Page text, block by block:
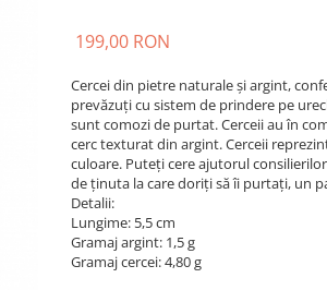
199,00 RON
Cercei din pietre naturale și argint,
prevăzuți cu sistem de prindere pe
sunt comozi de purtat. Cerceii au în
cerc texturat din argint. Cerceii
culoare. Puteți cere ajutorul
de ținuta la care doriți să îi purtați, un
Detalii:
Lungime: 5,5 cm
Gramaj argint: 1,5 g
Gramaj cercei: 4,80 g